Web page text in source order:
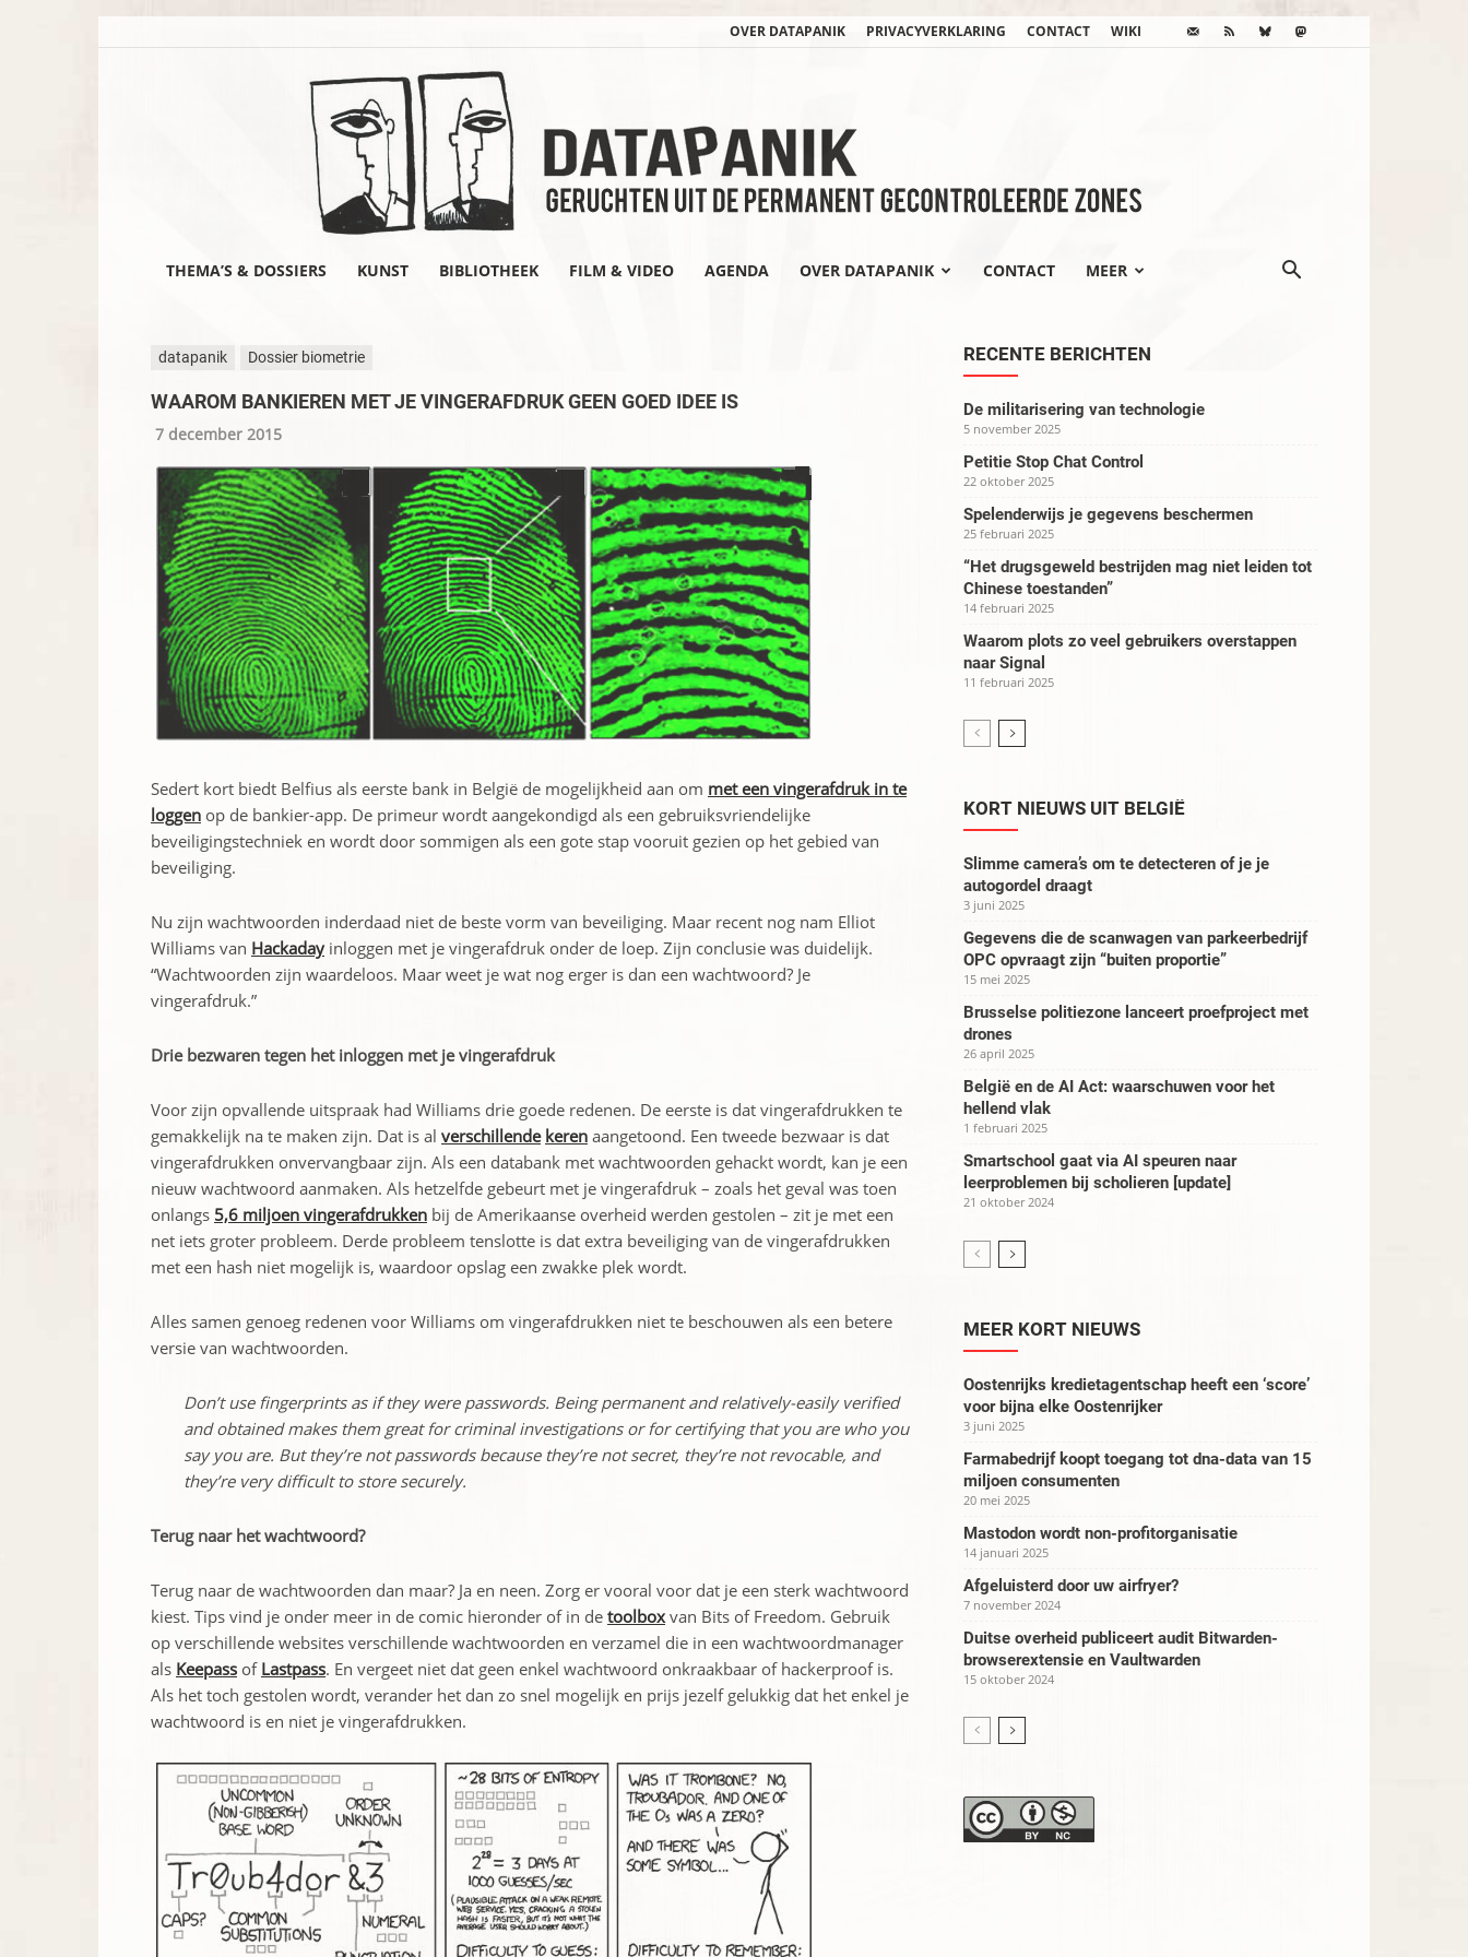
OVER DATAPANIK PRIVACYVERKLARING CONTACT WIKI
THEMA’S & DOSSIERS KUNST BIBLIOTHEEK FILM & VIDEO AGENDA OVER DATAPANIK CONTACT MEER
datapanik Dossier biometrie
WAAROM BANKIEREN MET JE VINGERAFDRUK GEEN GOED IDEE IS
7 december 2015
Sedert kort biedt Belfius als eerste bank in België de mogelijkheid aan om met een vingerafdruk in te
loggen op de bankier-app. De primeur wordt aangekondigd als een gebruiksvriendelijke
beveiligingstechniek en wordt door sommigen als een gote stap vooruit gezien op het gebied van
beveiliging.
Nu zijn wachtwoorden inderdaad niet de beste vorm van beveiliging. Maar recent nog nam Elliot
Williams van Hackadayinloggen met je vingerafdruk onder de loep. Zijn conclusie was duidelijk.
“Wachtwoorden zijn waardeloos. Maar weet je wat nog erger is dan een wachtwoord? Je
vingerafdruk.”
Drie bezwaren tegen het inloggen met je vingerafdruk
Voor zijn opvallende uitspraak had Williams drie goede redenen. De eerste is dat vingerafdrukken te
gemakkelijk na te maken zijn. Dat is al verschillende keren aangetoond. Een tweede bezwaar is dat
vingerafdrukken onvervangbaar zijn. Als een databank met wachtwoorden gehackt wordt, kan je een
nieuw wachtwoord aanmaken. Als hetzelfde gebeurt met je vingerafdruk – zoals het geval was toen
onlangs 5,6 miljoen vingerafdrukken bij de Amerikaanse overheid werden gestolen – zit je met een
net iets groter probleem. Derde probleem tenslotte is dat extra beveiliging van de vingerafdrukken
met een hash niet mogelijk is, waardoor opslag een zwakke plek wordt.
Alles samen genoeg redenen voor Williams om vingerafdrukken niet te beschouwen als een betere
versie van wachtwoorden.
Don’t use fingerprints as if they were passwords. Being permanent and relatively-easily verified
and obtained makes them great for criminal investigations or for certifying that you are who you
say you are. But they’re not passwords because they’re not secret, they’re not revocable, and
they’re very difficult to store securely.
Terug naar het wachtwoord?
Terug naar de wachtwoorden dan maar? Ja en neen. Zorg er vooral voor dat je een sterk wachtwoord
kiest. Tips vind je onder meer in de comic hieronder of in de toolboxvan Bits of Freedom. Gebruik
op verschillende websites verschillende wachtwoorden en verzamel die in een wachtwoordmanager
als Keepass of Lastpass. En vergeet niet dat geen enkel wachtwoord onkraakbaar of hackerproof is.
Als het toch gestolen wordt, verander het dan zo snel mogelijk en prijs jezelf gelukkig dat het enkel je
wachtwoord is en niet je vingerafdrukken.
RECENTE BERICHTEN
De militarisering van technologie
5 november 2025
Petitie Stop Chat Control
22 oktober 2025
Spelenderwijs je gegevens beschermen
25 februari 2025
“Het drugsgeweld bestrijden mag niet leiden tot
Chinese toestanden”
14 februari 2025
Waarom plots zo veel gebruikers overstappen
naar Signal
11 februari 2025
KORT NIEUWS UIT BELGIË
Slimme camera’s om te detecteren of je je
autogordel draagt
3 juni 2025
Gegevens die de scanwagen van parkeerbedrijf
OPC opvraagt zijn “buiten proportie”
15 mei 2025
Brusselse politiezone lanceert proefproject met
drones
26 april 2025
België en de AI Act: waarschuwen voor het
hellend vlak
1 februari 2025
Smartschool gaat via AI speuren naar
leerproblemen bij scholieren [update]
21 oktober 2024
MEER KORT NIEUWS
Oostenrijks kredietagentschap heeft een ‘score’
voor bijna elke Oostenrijker
3 juni 2025
Farmabedrijf koopt toegang tot dna-data van 15
miljoen consumenten
20 mei 2025
Mastodon wordt non-profitorganisatie
14 januari 2025
Afgeluisterd door uw airfryer?
7 november 2024
Duitse overheid publiceert audit Bitwarden-
browserextensie en Vaultwarden
15 oktober 2024